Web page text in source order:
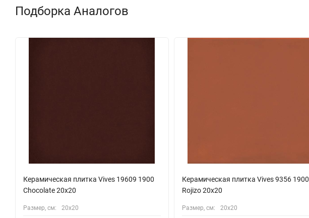
Подборка Аналогов
Керамическая плитка Vives 19609 1900
Chocolate 20x20
Размер, см: 20х20
Керамическая плитка Vives 9356 1900
Rojizo 20x20
Размер, см: 20х20